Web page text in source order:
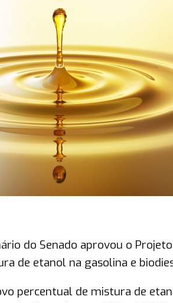
do Senado aprovou o
de etanol na gasolina e
percentual de mistura de